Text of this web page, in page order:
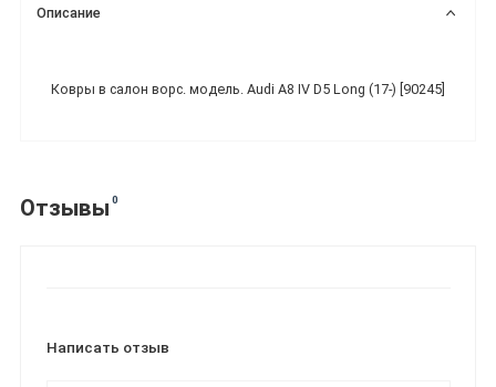
Описание
Ковры в салон ворс. модель. Audi A8 IV D5 Long (17-) [90245]
Отзывы 0
Написать отзыв